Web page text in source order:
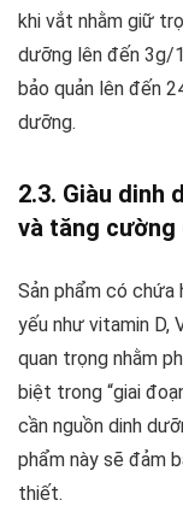
khi vắt nhằm giữ
dưỡng lên đến 3g/
bảo quản lên đến
dưỡng.
2.3. Giàu dinh
và tăng cường
Sản phẩm có
yếu như vitamin D,
quan trọng nhằm
biệt trong “giai
cần nguồn dinh
phẩm này sẽ đảm
thiết.